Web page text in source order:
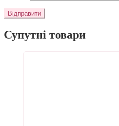
Супутні товари